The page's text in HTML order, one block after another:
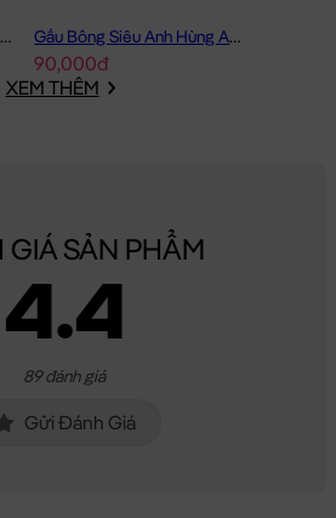
Gấu Bông Tốt Nghiệp - Gấu Teddy tốt nghiệp lông xù màu Vàng Gấu Bông Siêu Anh Hùng Avenger Nhí
90,000đ
XEM THÊM
SẢN PHẨM
4.4
89 đánh giá
Gửi Đánh Giá